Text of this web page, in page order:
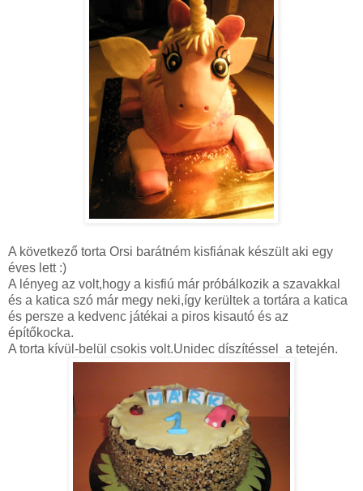
A következő torta Orsi barátném kisfiának készült aki egy
éves lett :)
A lényeg az volt,hogy a kisfiú már próbálkozik a szavakkal
és a katica szó már megy neki,így kerültek a tortára a katica
és persze a kedvenc játékai a piros kisautó és az
építőkocka.
A torta kívül-belül csokis volt.Unidec díszítéssel a tetején.